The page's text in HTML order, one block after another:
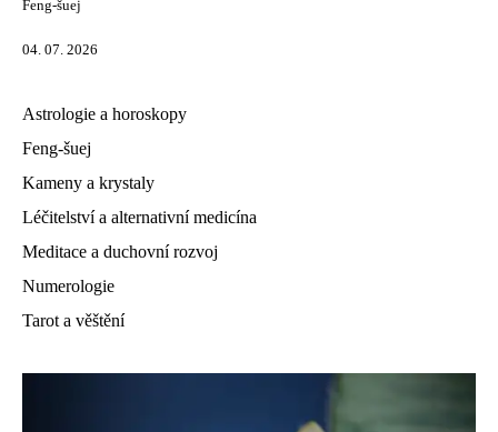
Feng-šuej
04. 07. 2026
Astrologie a horoskopy
Feng-šuej
Kameny a krystaly
Léčitelství a alternativní medicína
Meditace a duchovní rozvoj
Numerologie
Tarot a věštění